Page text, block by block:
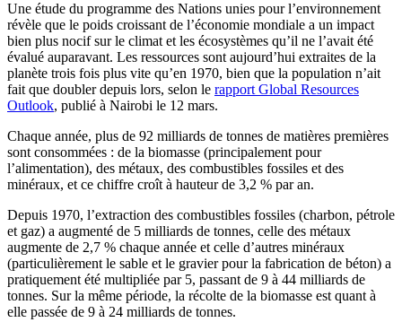
Une étude du programme des Nations unies pour l’environnement
révèle que le poids croissant de l’économie mondiale a un impact
bien plus nocif sur le climat et les écosystèmes qu’il ne l’avait été
évalué auparavant. Les ressources sont aujourd’hui extraites de la
planète trois fois plus vite qu’en 1970, bien que la population n’ait
fait que doubler depuis lors, selon le rapport Global Resources
Outlook, publié à Nairobi le 12 mars.
Chaque année, plus de 92 milliards de tonnes de matières premières
sont consommées : de la biomasse (principalement pour
l’alimentation), des métaux, des combustibles fossiles et des
minéraux, et ce chiffre croît à hauteur de 3,2 % par an.
Depuis 1970, l’extraction des combustibles fossiles (charbon, pétrole
et gaz) a augmenté de 5 milliards de tonnes, celle des métaux
augmente de 2,7 % chaque année et celle d’autres minéraux
(particulièrement le sable et le gravier pour la fabrication de béton) a
pratiquement été multipliée par 5, passant de 9 à 44 milliards de
tonnes. Sur la même période, la récolte de la biomasse est quant à
elle passée de 9 à 24 milliards de tonnes.